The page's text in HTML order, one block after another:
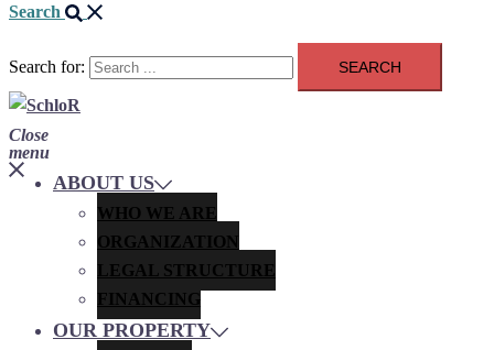
Search
Search for:
Close
menu
ABOUT US
WHO WE ARE
ORGANIZATION
LEGAL STRUCTURE
FINANCING
OUR PROPERTY